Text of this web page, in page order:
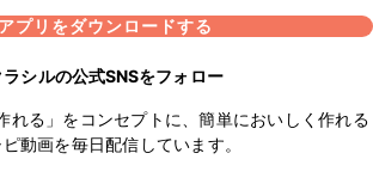
アプリをダウンロードする
ラシルの公式SNSをフォロー
れる」をコンセプトに、簡単においしく作れる
ピ動画を毎日配信しています。